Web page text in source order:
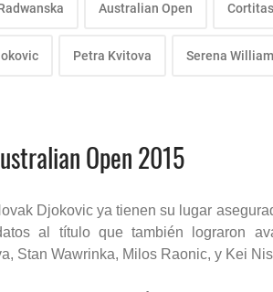
Australian Open
Petra Kvitova Serena
Open 2015
Djokovic ya tienen su lugar
al título que también lograron
Stan Wawrinka, Milos Raonic, y Kei